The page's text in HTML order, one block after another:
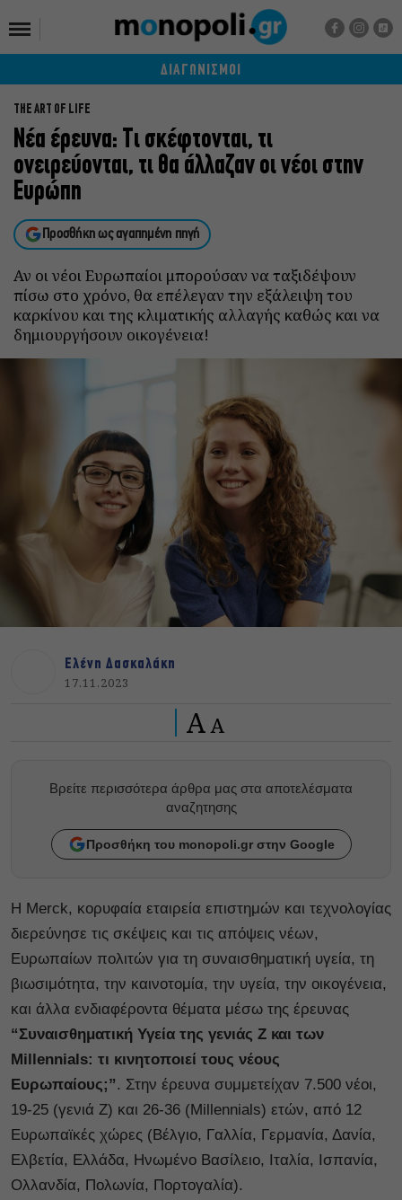
ΔΙΑΓΩΝΙΣΜΟΙ
THE ART OF LIFE
Νέα έρευνα: Τι σκέφτονται, τι
ονειρεύονται, τι θα άλλαζαν οι νέοι στην
Ευρώπη
Προσθήκη ως αγαπημένη πηγή
Αν οι νέοι Ευρωπαίοι μπορούσαν να ταξιδέψουν
πίσω στο χρόνο, θα επέλεγαν την εξάλειψη του
καρκίνου και της κλιματικής αλλαγής καθώς και να
δημιουργήσουν οικογένεια!
Ελένη Δασκαλάκη
17.11.2023
A A
Βρείτε περισσότερα άρθρα μας στα αποτελέσματα
αναζητησης
Προσθήκη του monopoli.gr στην Google
Η Merck, κορυφαία εταιρεία επιστημών και τεχνολογίας
διερεύνησε τις σκέψεις και τις απόψεις νέων,
Ευρωπαίων πολιτών για τη συναισθηματική υγεία, τη
βιωσιμότητα, την καινοτομία, την υγεία, την οικογένεια,
και άλλα ενδιαφέροντα θέματα μέσω της έρευνας
“Συναισθηματική Υγεία της γενιάς Ζ και των
Millennials: τι κινητοποιεί τους νέους
Ευρωπαίους;”. Στην έρευνα συμμετείχαν 7.500 νέοι,
19-25 (γενιά Z) και 26-36 (Millennials) ετών, από 12
Ευρωπαϊκές χώρες (Βέλγιο, Γαλλία, Γερμανία, Δανία,
Ελβετία, Ελλάδα, Ηνωμένο Βασίλειο, Ιταλία, Ισπανία,
Ολλανδία, Πολωνία, Πορτογαλία).